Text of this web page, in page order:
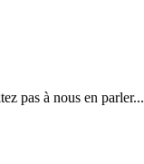
pas à nous en parler...